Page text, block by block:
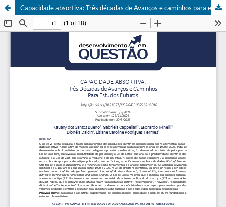
Capacidade absortiva: Três décadas de Avanços e caminhos para estudos futuros